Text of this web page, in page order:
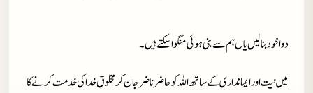
دوا خود بنا لیں یاں ہم سے بنی ہوئی منگوا سکتے ہیں۔
میں نیت اور ایمانداری کے ساتھ اللہ کو حاضر ناضر جان کر مخلوق خدا کی خدمت کرنے کا